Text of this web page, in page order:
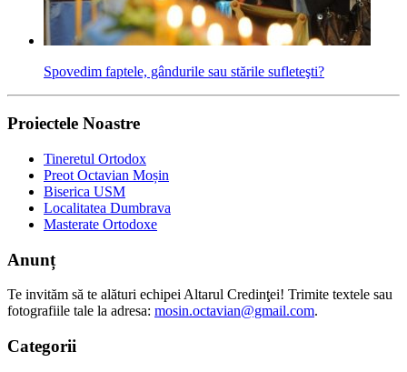
Spovedim faptele, gândurile sau stările sufleteşti?
Proiectele Noastre
Tineretul Ortodox
Preot Octavian Moșin
Biserica USM
Localitatea Dumbrava
Masterate Ortodoxe
Anunț
Te invităm să te alături echipei Altarul Credinţei! Trimite textele sau
fotografiile tale la adresa: mosin.octavian@gmail.com.
Categorii